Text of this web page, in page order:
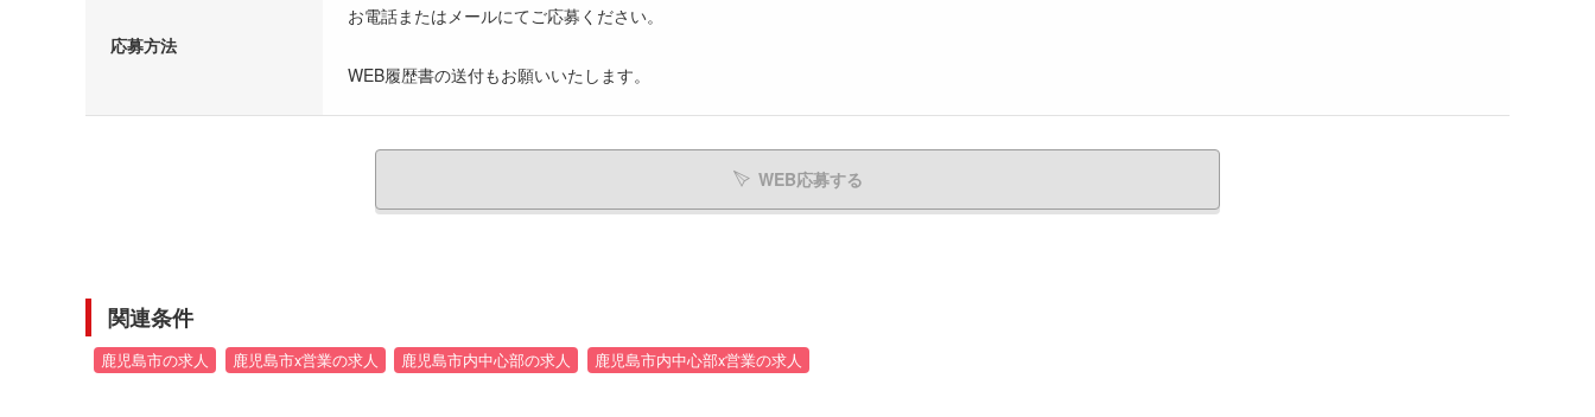
応募方法
お電話またはメールにてご応募ください。
WEB履歴書の送付もお願いいたします。
WEB応募する
関連条件
鹿児島市の求人 鹿児島市x営業の求人 鹿児島市内中心部の求人 鹿児島市内中心部x営業の求人